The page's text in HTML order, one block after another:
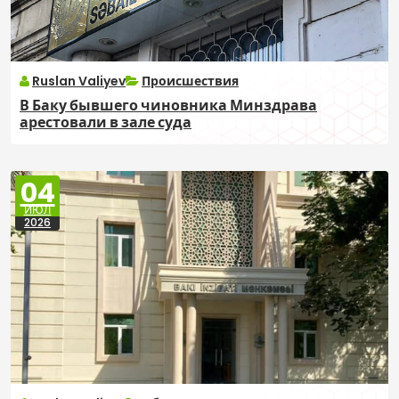
Ruslan Valiyev Происшествия
В Баку бывшего чиновника Минздрава
арестовали в зале суда
04
ИЮЛ
2026